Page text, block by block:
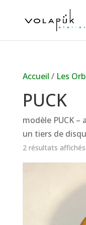
Accueil / Les
PUCK
modèle PUCK –
un tiers de
2 résultats affichés